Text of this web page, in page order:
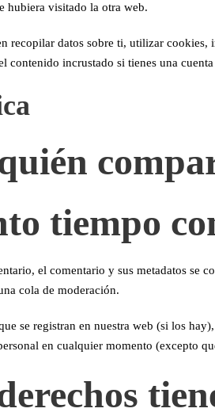
hubiera visitado la otra web.
recopilar datos sobre ti, utilizar
contenido incrustado si tienes una
tiempo
el comentario y sus metadatos se
cola de moderación.
se registran en nuestra web (si los
en cualquier momento (excepto